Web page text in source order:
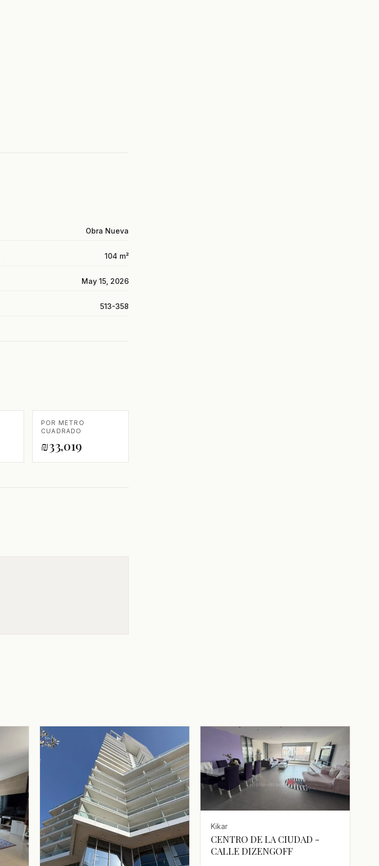
Obra Nueva
104 m²
May 15, 2026
513-358
POR METRO
CUADRADO
₪33,019
Kikar
CENTRO DE LA CIUDAD -
CALLE DIZENGOFF